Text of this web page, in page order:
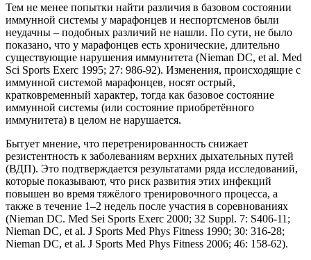
Тем не менее попытки найти различия в базовом состоянии
иммунной системы у марафонцев и неспортсменов были
неудачны – подобных различий не нашли. По сути, не было
показано, что у марафонцев есть хронические, длительно
существующие нарушения иммунитета (Nieman DC, et al. Med
Sci Sports Exerc 1995; 27: 986-92). Изменения, происходящие с
иммунной системой марафонцев, носят острый,
кратковременный характер, тогда как базовое состояние
иммунной системы (или состояние приобретённого
иммунитета) в целом не нарушается.
Бытует мнение, что перетренированность снижает
резистентность к заболеваниям верхних дыхательных путей
(ВДП). Это подтверждается результатами ряда исследований,
которые показывают, что риск развития этих инфекций
повышен во время тяжёлого тренировочного процесса, а
также в течение 1–2 недель после участия в соревнованиях
(Nieman DC. Med Sei Sports Exerc 2000; 32 Suppl. 7: S406-11;
Nieman DC, et al. J Sports Med Phys Fitness 1990; 30: 316-28;
Nieman DC, et al. J Sports Med Phys Fitness 2006; 46: 158-62).